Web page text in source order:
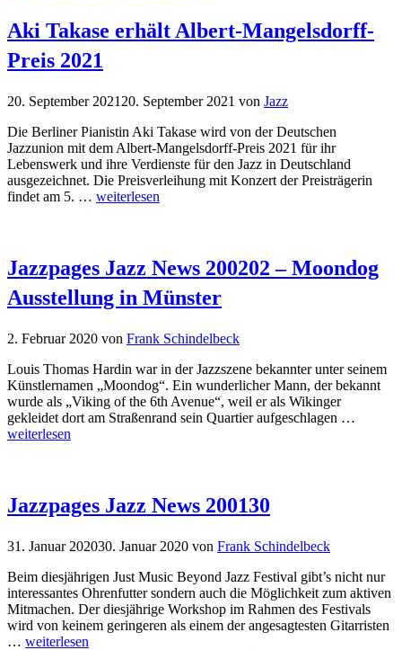
Aki Takase erhält Albert-Mangelsdorff-
Preis 2021
20. September 2021 20. September 2021 von Jazz
Die Berliner Pianistin Aki Takase wird von der Deutschen
Jazzunion mit dem Albert-Mangelsdorff-Preis 2021 für ihr
Lebenswerk und ihre Verdienste für den Jazz in Deutschland
ausgezeichnet. Die Preisverleihung mit Konzert der Preisträgerin
findet am 5. … weiterlesen
Jazzpages Jazz News 200202 – Moondog
Ausstellung in Münster
2. Februar 2020 von Frank Schindelbeck
Louis Thomas Hardin war in der Jazzszene bekannter unter seinem
Künstlernamen „Moondog“. Ein wunderlicher Mann, der bekannt
wurde als „Viking of the 6th Avenue“, weil er als Wikinger
gekleidet dort am Straßenrand sein Quartier aufgeschlagen …
weiterlesen
Jazzpages Jazz News 200130
31. Januar 202030. Januar 2020 von Frank Schindelbeck
Beim diesjährigen Just Music Beyond Jazz Festival gibt’s nicht nur
interessantes Ohrenfutter sondern auch die Möglichkeit zum aktiven
Mitmachen. Der diesjährige Workshop im Rahmen des Festivals
wird von keinem geringeren als einem der angesagtesten Gitarristen
… weiterlesen